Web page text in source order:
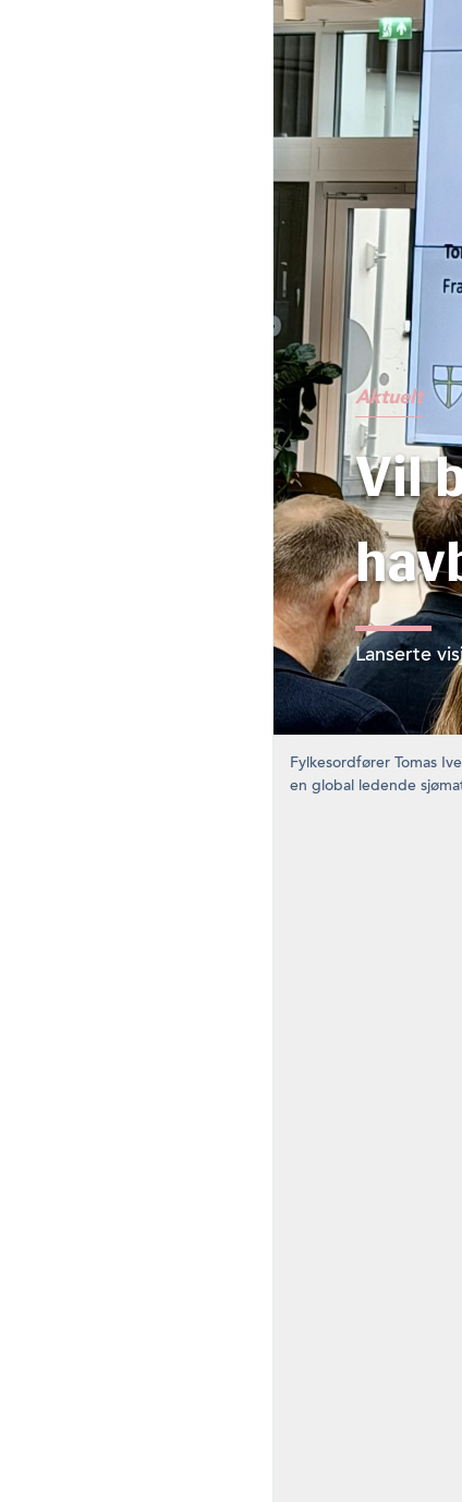
Aktuelt
Vil
Lanserte
Fylkesordfører Tomas
en global ledende